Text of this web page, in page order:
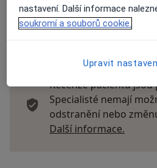
Recenze pacientů
Specialisté nemají
odstranění nebo
Další informace.
nastavení. Další informace
soukromí a souborů cookie.
Upravit